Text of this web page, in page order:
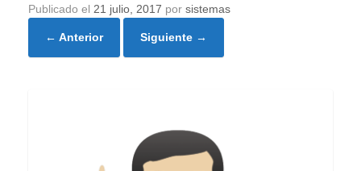
Publicado el 21 julio, 2017 por sistemas
← Anterior Siguiente →